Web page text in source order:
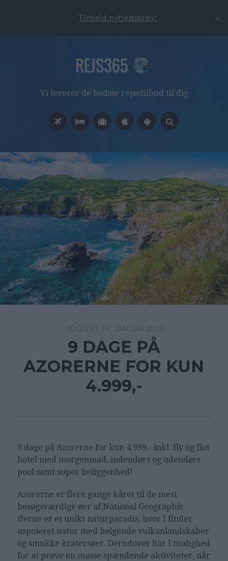
Tilmeld nyhedsbrev!
Vi leverer de bedste rejsetilbud til dig
14. JANUAR 2025
9 DAGE PÅ
AZORERNE FOR KUN
4.999,-
9 dage på Azorerne for kun 4.999,- inkl. fly og flot
hotel med morgenmad, indendørs og udendørs
pool samt super beliggenhed!
Azorerne er flere gange kåret til de mest
besøgsværdige øer af National Geographic.
Øerne er et unikt naturparadis, hvor I finder
uspoleret natur med bølgende vulkanlandskaber
og smukke kratersøer. Derudover har I mulighed
for at prøve en masse spændende aktiviteter, når